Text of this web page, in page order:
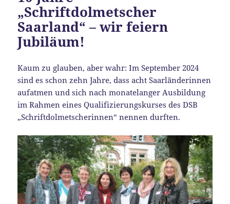
„Schriftdolmetscher
Saarland“ – wir feiern
Jubiläum!
Kaum zu glauben, aber wahr: Im September 2024
sind es schon zehn Jahre, dass acht Saarländerinnen
aufatmen und sich nach monatelanger Ausbildung
im Rahmen eines Qualifizierungskurses des DSB
„Schriftdolmetscherinnen“ nennen durften.